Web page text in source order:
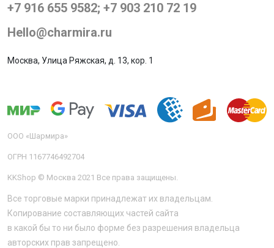
+7 916 655 9582; +7 903 210 72 19
Hello@charmira.ru
Москва, Улица Ряжская, д. 13, кор. 1
ООО «Шармира»
ОГРН 1167746492704
KKShop © Москва 2021 Все права защищены.
Все торговые марки принадлежат их владельцам.
Копирование составляющих частей сайта
в какой бы то ни было форме без разрешения владельца
авторских прав запрещено.